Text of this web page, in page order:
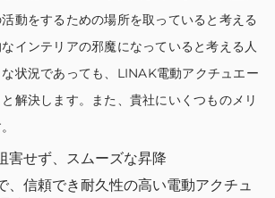
動をするための場所を取っていると考える
インテリアの邪魔になっていると考える人
状況であっても、LINAK電動アクチュエー
解決します。また、貴社にいくつものメリ
害せず、スムーズな昇降
、信頼でき耐久性の高い電動アクチュ